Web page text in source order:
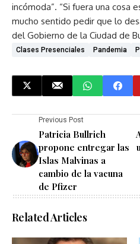
incómoda”. “Si fuera una cosa
mucho sentido pedir que lo
del Gobierno de la Ciudad de
Clases Presenciales Pandemia
Previous Post
Patricia Bullrich
propone entregar las
Islas Malvinas a
cambio de la vacuna
de Pfizer
Related Articles